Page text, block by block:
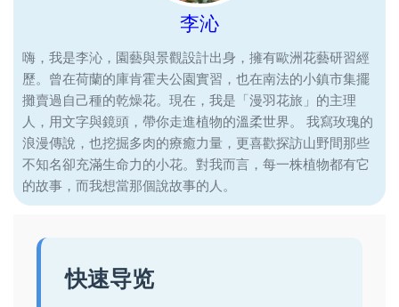
李沁
嗨，我是李沁，園藝與景觀設計出身，擁有歐洲花藝研習經
歷。曾在荷蘭的庫肯霍夫公園實習，也在南法的小鎮市集擺
攤賣過自己種的乾燥花。現在，我是「漫羽花旅」的主理
人，用文字與鏡頭，帶你走進植物的溫柔世界。 我寫玫瑰的
浪漫傳說，也挖掘多肉的療癒力量，更喜歡探訪山野間那些
不知名卻充滿生命力的小花。對我而言，每一株植物都有它
的故事，而我想當那個說故事的人。
快速导览